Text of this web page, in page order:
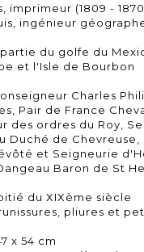
imprimeur (1809 -
ingénieur géographe
du golfe du
et l'Isle de Bourbon
Charles
Pair de France
des ordres du Roy,
Duché de
et Seigneurie
Baron de St
du XIXème siècle
pliures et
x 54 cm